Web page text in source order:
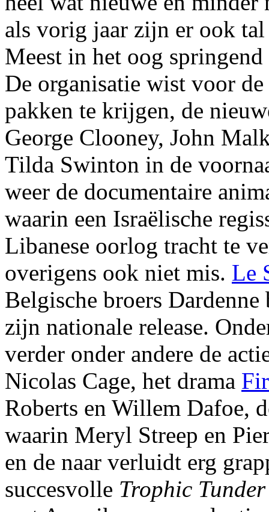
als vorig jaar zijn er ook
Meest in het oog
De organisatie wist voor
pakken te krijgen, de
George Clooney, John
Tilda Swinton in de
weer de documentaire
waarin een Israëlische
Libanese oorlog tracht te
overigens ook niet mis. Le
Belgische broers
zijn nationale release.
verder onder andere de
Nicolas Cage, het drama
Roberts en Willem Dafoe,
waarin Meryl Streep en
en de naar verluidt erg
succesvolle Trophic Tunder